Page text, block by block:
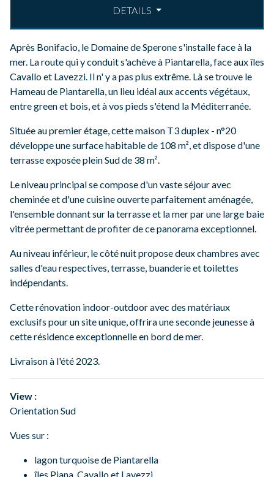
DETAILS
Après Bonifacio, le Domaine de Sperone s'installe face à la
mer. La route qui y conduit s'achève à Piantarella, face aux îles
Cavallo et Lavezzi. Il n' y a pas plus extrême. Là se trouve le
Hameau de Piantarella, un lieu idéal aux accents végétaux,
entre green et bois, et à vos pieds s'étend la Méditerranée.
Située au premier étage, cette maison T3 duplex - n°20
développe une surface habitable de 108 m², et dispose d'une
terrasse exposée plein Sud de 38 m².
Le niveau principal se compose d'un vaste séjour avec
cheminée et d'une cuisine ouverte parfaitement aménagée,
l'ensemble donnant sur la terrasse et la mer par une large baie
vitrée permettant de profiter de ce panorama exceptionnel.
Au niveau inférieur, le côté nuit propose deux chambres avec
salles d'eau respectives, terrasse, buanderie et toilettes
indépendants.
Cette rénovation indoor-outdoor avec des matériaux
exclusifs pour un site unique, offrira une seconde jeunesse à
cette résidence exceptionnelle en bord de mer.
Livraison à l'été 2023.
View :
Orientation Sud
Vues sur :
lagon turquoise de Piantarella
îles Piana, Cavallo et Lavezzi